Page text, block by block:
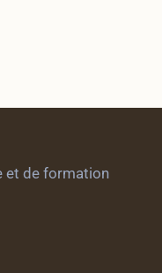
et de formation